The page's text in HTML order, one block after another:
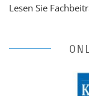
Lesen Sie